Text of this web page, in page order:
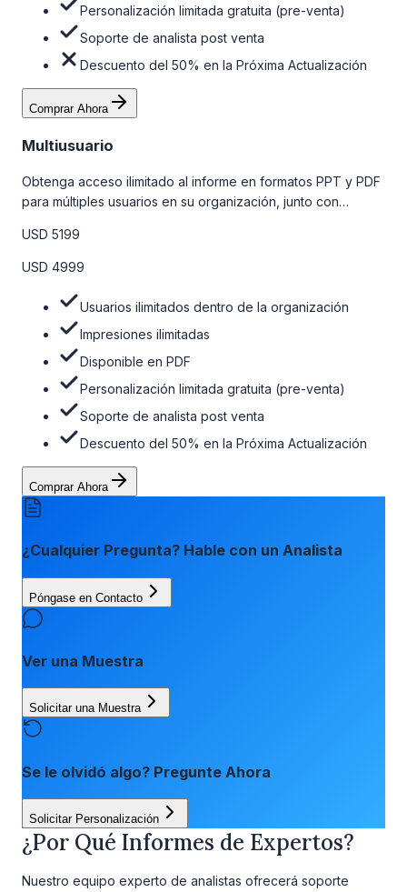
Personalización limitada gratuita (pre-venta)
Soporte de analista post venta
Descuento del 50% en la Próxima Actualización
Comprar Ahora
Multiusuario
Obtenga acceso ilimitado al informe en formatos PPT y PDF
para múltiples usuarios en su organización, junto con
venta, el soporte post-venta de nuestros analistas y una
opción de actualización gratuita del informe dentro de 180
la tabla de precios a continuación.
USD 5199
USD 4999
Usuarios ilimitados dentro de la organización
Impresiones ilimitadas
Disponible en PDF
Personalización limitada gratuita (pre-venta)
Soporte de analista post venta
Descuento del 50% en la Próxima Actualización
Comprar Ahora
¿Cualquier Pregunta? Hable con un Analista
Póngase en Contacto
Ver una Muestra
Solicitar una Muestra
Se le olvidó algo? Pregunte Ahora
Solicitar Personalización
¿Por Qué Informes de Expertos?
Nuestro equipo experto de analistas ofrecerá soporte